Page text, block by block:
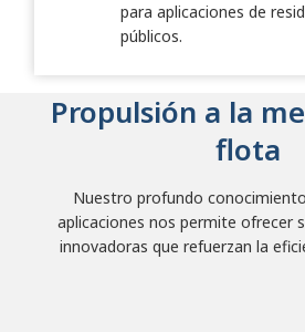
para aplicaciones de
públicos.
Propulsión a la
flota
Nuestro profundo
aplicaciones nos permite ofrecer
innovadoras que refuerzan la